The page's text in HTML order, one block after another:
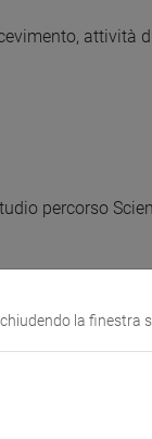
attività
percorso
Scienze
chiudendo la finestra